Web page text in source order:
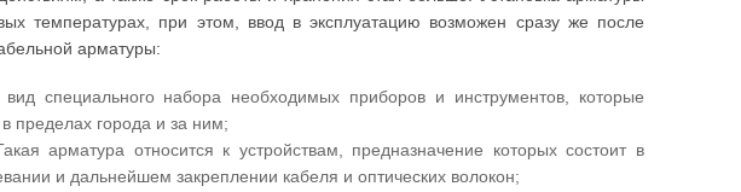
температурах, при этом, ввод в эксплуатацию возможен сразу же после
арматуры:
специального набора необходимых приборов и инструментов, которые
пределах города и за ним;
арматура относится к устройствам, предназначение которых состоит в
и дальнейшем закреплении кабеля и оптических волокон;